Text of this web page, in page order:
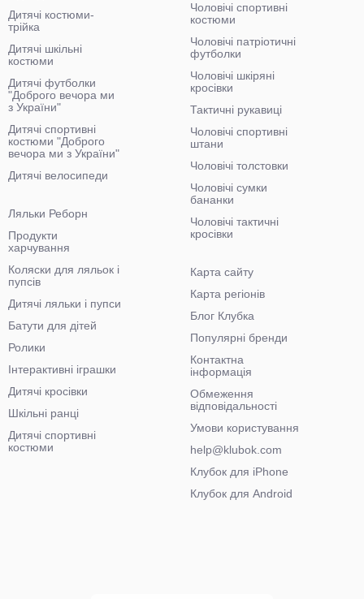
Дитячі костюми-
трійка
Дитячі шкільні
костюми
Дитячі футболки
"Доброго вечора ми
з України"
Дитячі спортивні
костюми "Доброго
вечора ми з України"
Дитячі велосипеди
Чоловічі спортивні
костюми
Чоловічі патріотичні
футболки
Чоловічі шкіряні
кросівки
Тактичні рукавиці
Чоловічі спортивні
штани
Чоловічі толстовки
Чоловічі сумки
бананки
Чоловічі тактичні
кросівки
Ляльки Реборн
Продукти
харчування
Коляски для ляльок і
пупсів
Дитячі ляльки і пупси
Батути для дітей
Ролики
Інтерактивні іграшки
Дитячі кросівки
Шкільні ранці
Дитячі спортивні
костюми
Карта сайту
Карта регіонів
Блог Клубка
Популярні бренди
Контактна
інформація
Обмеження
відповідальності
Умови користування
help@klubok.com
Клубок для iPhone
Клубок для Android